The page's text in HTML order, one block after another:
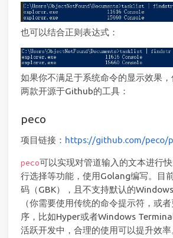
也可以结合正则表达式：
如果你不满足于系统命令的显示效果
两款开源于Github的工具：
peco
项目链接： https://github.com/peco/
peco可以实现对管道输入的文本进行
行选择等功能，使用Golang编写。目
码（GBK），且不支持默认的
（你需要使用传统的命令提示符，或
序，比如Hyper或者Windows
活跃开发中，合理的使用可以提升效率